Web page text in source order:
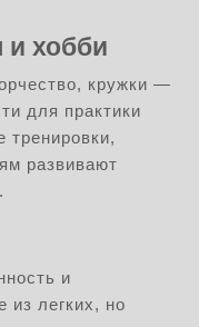
и хобби
кружки —
для практики
тренировки,
развивают
и
из легких, но